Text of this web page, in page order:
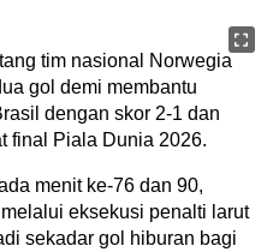
tim nasional Norwegia
gol demi membantu
dengan skor 2-1 dan
final Piala Dunia 2026.
menit ke-76 dan 90,
eksekusi penalti larut
sekadar gol hiburan bagi